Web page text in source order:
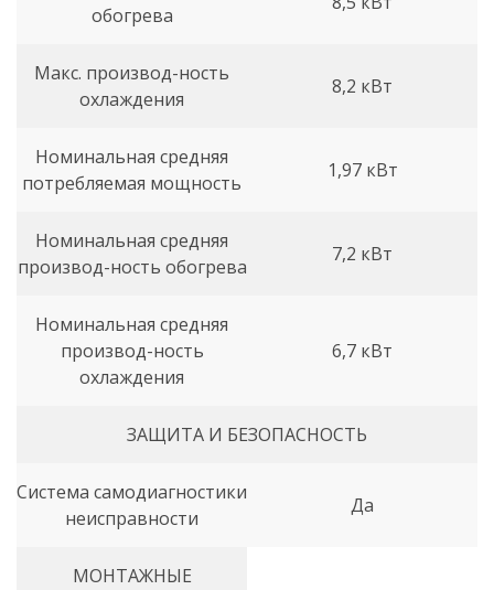
обогрева
Макс. производ-ность
охлаждения
8,2 кВт
Номинальная средняя
потребляемая мощность
1,97 кВт
Номинальная средняя
производ-ность обогрева
7,2 кВт
Номинальная средняя
производ-ность
охлаждения
6,7 кВт
ЗАЩИТА И БЕЗОПАСНОСТЬ
Система самодиагностики
неисправности
Да
МОНТАЖНЫЕ